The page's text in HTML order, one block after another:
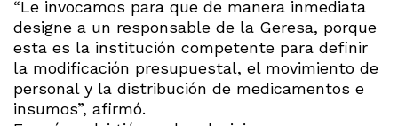
“Le invocamos para que de manera inmediata
designe a un responsable de la Geresa, porque
esta es la institución competente para definir
la modificación presupuestal, el movimiento de
personal y la distribución de medicamentos e
insumos”, afirmó.